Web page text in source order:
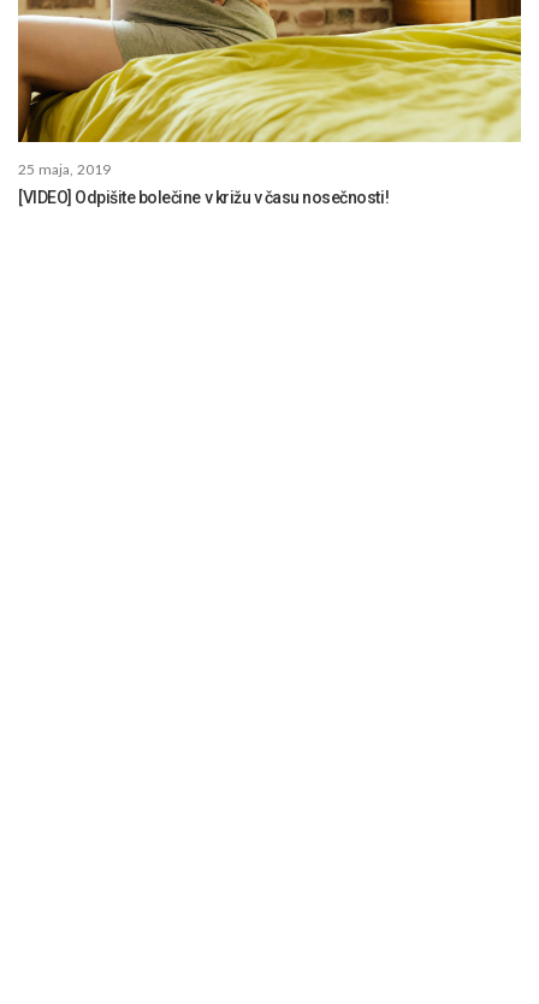
25 maja, 2019
[VIDEO] Odpišite bolečine v križu v času nosečnosti!